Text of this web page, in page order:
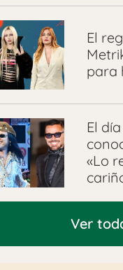
El
para
El
«Lo
Ver